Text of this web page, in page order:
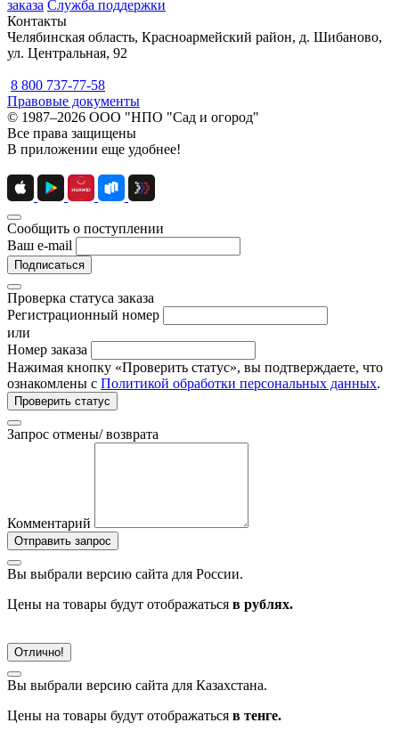
заказа Служба поддержки
Контакты
Челябинская область, Красноармейский район, д. Шибаново,
ул. Центральная, 92
8 800 737-77-58
Правовые документы
© 1987–2026 ООО "НПО "Сад и огород"
Все права защищены
В приложении еще удобнее!
Сообщить о поступлении
Ваш e-mail
Подписаться
Проверка статуса заказа
Регистрационный номер
или
Номер заказа
Нажимая кнопку «Проверить статус», вы подтверждаете, что
ознакомлены с Политикой обработки персональных данных.
Проверить статус
Запрос отмены/ возврата
Комментарий
Отправить запрос
Вы выбрали версию сайта для России.
Цены на товары будут отображаться в рублях.
Отлично!
Вы выбрали версию сайта для Казахстана.
Цены на товары будут отображаться в тенге.